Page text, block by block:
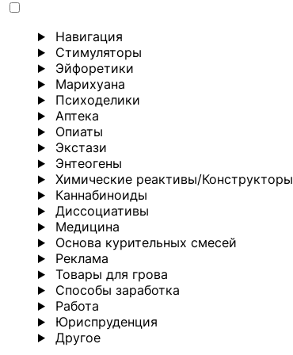
Навигация
Стимуляторы
Эйфоретики
Марихуана
Психоделики
Аптека
Опиаты
Экстази
Энтеогены
Химические реактивы/Конструкторы
Каннабиноиды
Диссоциативы
Медицина
Основа курительных смесей
Реклама
Товары для грова
Способы заработка
Работа
Юриспруденция
Другoе